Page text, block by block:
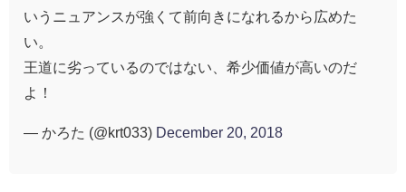
いうニュアンスが強くて前向きになれるから広めた
い。
王道に劣っているのではない、希少価値が高いのだ
よ！
— かろた (@krt033) December 20, 2018